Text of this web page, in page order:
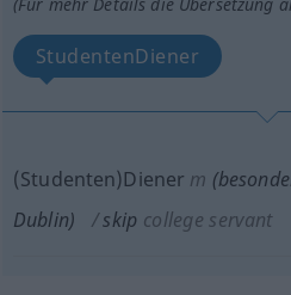
StudentenDiener
(Studenten)Diener m (
Dublin)
skip college servant